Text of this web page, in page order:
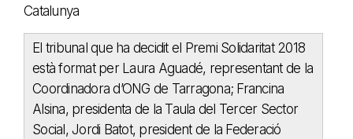
Catalunya
El tribunal que ha decidit el Premi Solidaritat 2018
està format per Laura Aguadé, representant de la
Coordinadora d’ONG de Tarragona; Francina
Alsina, presidenta de la Taula del Tercer Sector
Social, Jordi Batot, president de la Federació